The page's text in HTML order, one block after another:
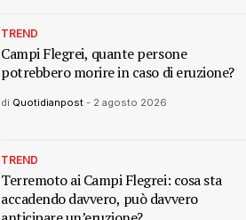
TREND
Campi Flegrei, quante persone
potrebbero morire in caso di eruzione?
di Quotidianpost - 2 agosto 2026
TREND
Terremoto ai Campi Flegrei: cosa sta
accadendo davvero, può davvero